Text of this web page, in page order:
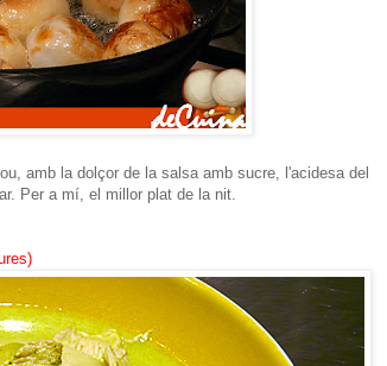
amb la dolçor de la salsa amb sucre, l'acidesa del
Per a mí, el millor plat de la nit.